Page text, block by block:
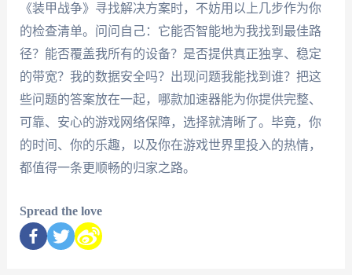
《装甲战争》寻找解决方案时，不妨用以上几步作为你
的检查清单。问问自己：它能否智能地为我找到最佳路
径？能否覆盖我所有的设备？是否提供真正独享、稳定
的带宽？我的数据安全吗？出现问题我能找到谁？把这
些问题的答案放在一起，哪款加速器能为你提供完整、
可靠、安心的游戏网络保障，选择就清晰了。毕竟，你
的时间、你的乐趣，以及你在游戏世界里投入的热情，
都值得一条更顺畅的归家之路。
Spread the love